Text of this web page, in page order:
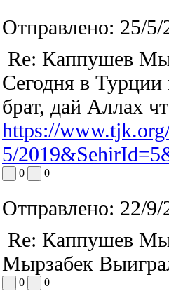
Отправлено: 25/
Re: Каппушев
Сегодня в
брат, дай Аллах
https://
5/
0 0
Отправлено: 22/
Re: Каппушев
Мырзабек
0 0